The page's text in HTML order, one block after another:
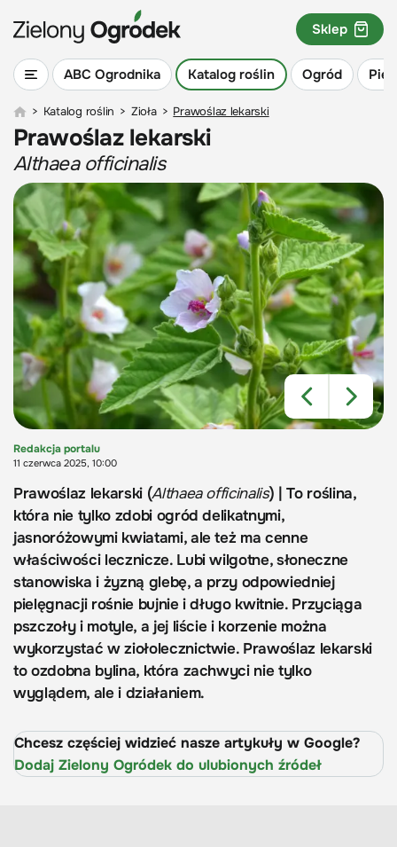
ABC Ogrodnika Katalog roślin Ogród
Sklep
> Katalog roślin > Zioła > Prawoślaz lekarski
Prawoślaz lekarski
Althaea officinalis
Redakcja portalu
11 czerwca 2025, 10:00
Prawoślaz lekarski (Althaea officinalis) | To roślina,
która nie tylko zdobi ogród delikatnymi,
jasnoróżowymi kwiatami, ale też ma cenne
właściwości lecznicze. Lubi wilgotne, słoneczne
stanowiska i żyzną glebę, a przy odpowiedniej
pielęgnacji rośnie bujnie i długo kwitnie. Przyciąga
pszczoły i motyle, a jej liście i korzenie można
wykorzystać w ziołolecznictwie. Prawoślaz lekarski
to ozdobna bylina, która zachwyci nie tylko
wyglądem, ale i działaniem.
Chcesz częściej widzieć nasze artykuły w Google?
Dodaj Zielony Ogródek do ulubionych źródeł